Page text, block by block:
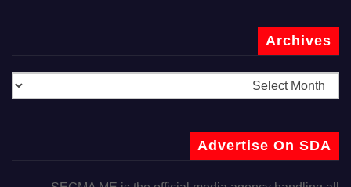
Archives
Advertise On SDA